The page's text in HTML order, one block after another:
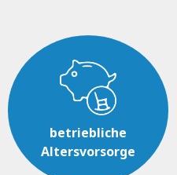
betriebliche
Altersvorsorge